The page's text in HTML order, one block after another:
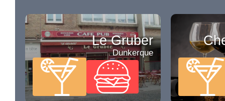
Le Gruber
Dunkerque